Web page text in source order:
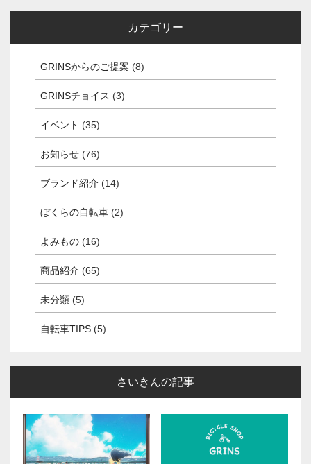
カテゴリー
GRINSからのご提案 (8)
GRINSチョイス (3)
イベント (35)
お知らせ (76)
ブランド紹介 (14)
ぼくらの自転車 (2)
よみもの (16)
商品紹介 (65)
未分類 (5)
自転車TIPS (5)
さいきんの記事